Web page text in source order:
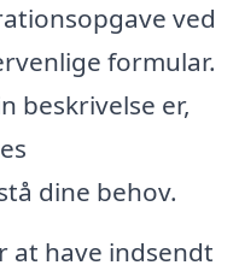
ved
formular.
beskrivelse er,
dine behov.
at have indsendt